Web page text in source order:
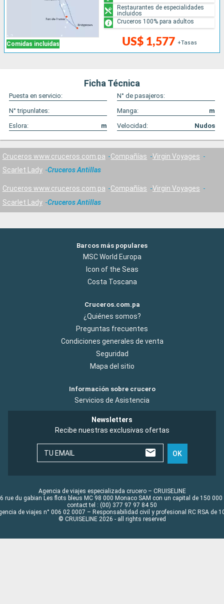
Comidas incluidas US$ 1,577 +Tasas
Restaurantes de especialidades
incluidos
Cruceros 100% para adultos
Ficha Técnica
Puesta en servicio:
N° de pasajeros:
N° tripunlates:
Manga:
m
Eslora:
m Velocidad: Nudos
Cruceros www.cruceros.com.pa Compañías
Virgin Voyages
Scarlet Lady
Cruceros Antillas
Cruceros www.cruceros.com.pa Compañías
Virgin Voyages
Scarlet Lady
Cruceros Antillas
Barcos más populares
MSC World Europa
Icon of the Seas
Costa Toscana
Cruceros.com.pa
¿Quiénes somos?
Preguntas frecuentes
Condiciones generales de venta
Seguridad
Mapa del sitio
Información sobre crucero
Servicios de Asistencia
Newsletters
Recibe nuestras exclusivas ofertas
TU EMAIL OK
Agencia de viajes especializada crucero – CRUISELINE
rue du gabian Les flots bleus MC 98 000 Monaco SAM con un capital de 150 000
contact tel : (00) 377 97 97 84 50
de viajes n° 006 02 0007 – Responsabilidad civil y profesional RC RSA de
© CRUISELINE 2026 - all rights reserved